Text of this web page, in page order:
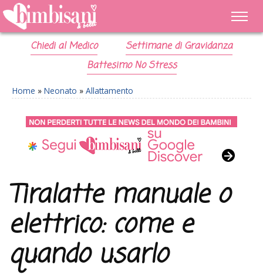
Chiedi al Medico
Settimane di Gravidanza
Battesimo No Stress
Home » Neonato » Allattamento
Tiralatte manuale o
elettrico: come e
quando usarlo